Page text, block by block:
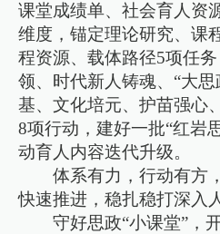
课堂成绩单、社会育人资
维度，锚定理论研究、课
程资源、载体路径5项任务
领、时代新人铸魂、“大
基、文化培元、护苗强心
8项行动，建好一批“红岩
动育人内容迭代升级。
体系有力，行动有方
快速推进，稳扎稳打深入
守好思政“小课堂”，